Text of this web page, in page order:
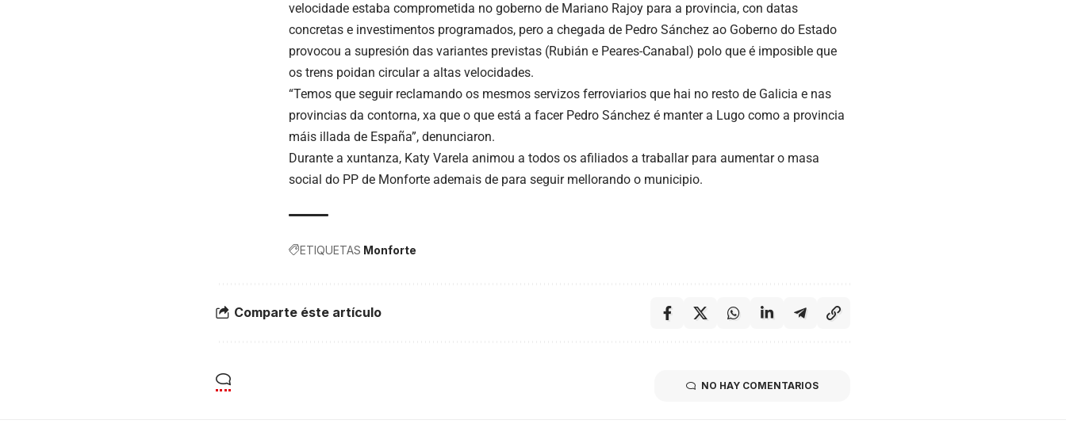
velocidade estaba comprometida no goberno de Mariano Rajoy para a provincia, con datas
concretas e investimentos programados, pero a chegada de Pedro Sánchez ao Goberno do Estado
provocou a supresión das variantes previstas (Rubián e Peares-Canabal) polo que é imposible que
os trens poidan circular a altas velocidades.
“Temos que seguir reclamando os mesmos servizos ferroviarios que hai no resto de Galicia e nas
provincias da contorna, xa que o que está a facer Pedro Sánchez é manter a Lugo como a provincia
máis illada de España”, denunciaron.
Durante a xuntanza, Katy Varela animou a todos os afiliados a traballar para aumentar o masa
social do PP de Monforte ademais de para seguir mellorando o municipio.
ETIQUETAS Monforte
Comparte éste artículo
NO HAY COMENTARIOS